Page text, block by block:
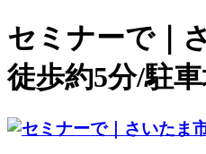
セミナーで｜
徒歩約5分/駐